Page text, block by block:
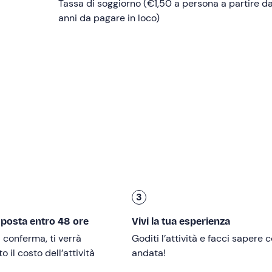
da letto matrimoniale (dotata di letto matrimoniale king
Wi-Fi, riscaldamento) e bagno privato (dotato di servizio
prodotti per l'igiene personale).
vino o prosecco.
la
di 18 anni devono essere accompagnati da un adulto. I
Tassa di soggiorno (€1,50 a persona a partire
anni da pagare in loco)
entro 48 ore
conferma, ti verrà
il costo dell’attività
3
Vivi la tua esperienza
Goditi l’attività e facci sapere
andata!